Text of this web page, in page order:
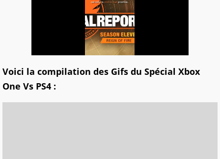
Voici la compilation des Gifs du Spécial Xbox
One Vs PS4 :